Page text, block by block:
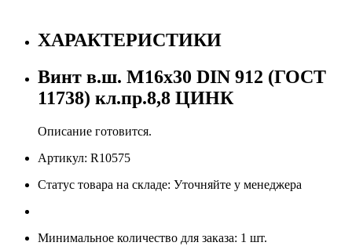
ХАРАКТЕРИСТИКИ
Винт в.ш. М16х30 DIN 912 (ГОСТ
11738) кл.пр.8,8 ЦИНК
Описание готовится.
Артикул: R10575
Статус товара на складе: Уточняйте у менеджера
Минимальное количество для заказа: 1 шт.